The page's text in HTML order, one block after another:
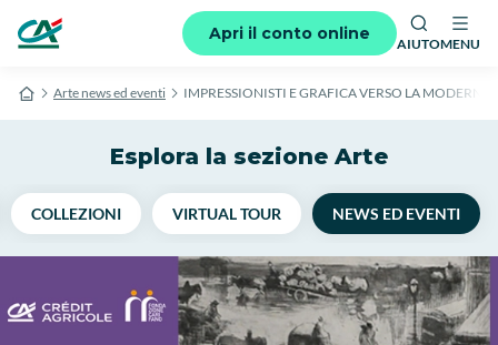
Apri il conto online
AIUTOMENU
Arte news ed eventi IMPRESSIONISTI E GRAFICA VERSO LA
Esplora la sezione Arte
COLLEZIONI VIRTUAL TOUR NEWS ED EVENTI